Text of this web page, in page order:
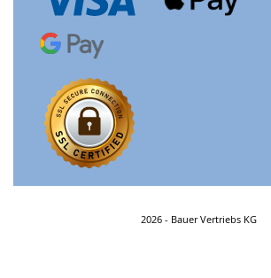
2026 - Bauer Vertriebs KG